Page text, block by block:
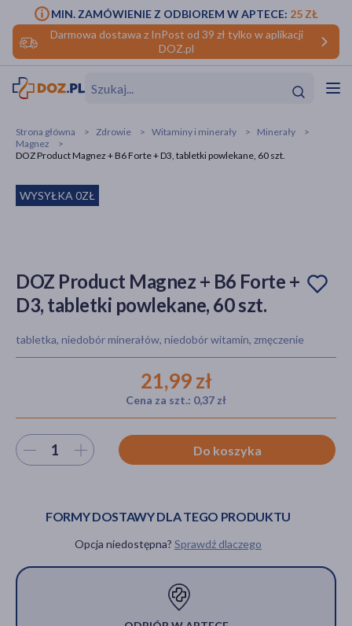
Darmowa dostawa z InPost od 39 zł tylko w aplikacji
DOZ.pl
MIN. ZAMÓWIENIE Z ODBIOREM W APTECE: 25 ZŁ
Hit
makijażu
Strona główna Zdrowie Witaminy i minerały
Minerały
Magnez
DOZ Product Magnez + B6 Forte + D3, tabletki powlekane, 60 szt.
WYSYŁKA 0ZŁ
DOZ Product Magnez + B6 Forte +
D3, tabletki powlekane, 60 szt.
tabletka, niedobór minerałów, niedobór witamin, zmęczenie
21,99 zł
Cena za szt.: 0,37 zł
Wybierz ilość Do koszyka
FORMY DOSTAWY DLA TEGO PRODUKTU
Opcja niedostępna? Sprawdź dlaczego